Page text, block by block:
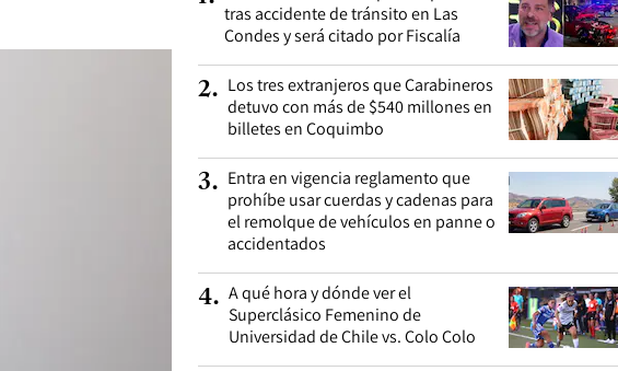
tras accidente de tránsito en Las
Condes y será citado por Fiscalía
2. Los tres extranjeros que Carabineros
detuvo con más de $540 millones en
billetes en Coquimbo
3. Entra en vigencia reglamento que
prohíbe usar cuerdas y cadenas para
el remolque de vehículos en panne o
accidentados
4. A qué hora y dónde ver el
Superclásico Femenino de
Universidad de Chile vs. Colo Colo